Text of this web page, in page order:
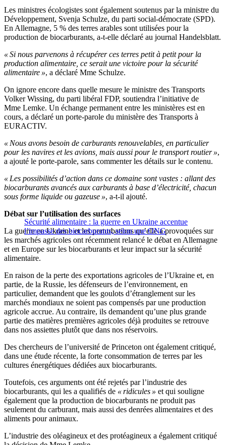
Les ministres écologistes sont également soutenus par la ministre du
Développement, Svenja Schulze, du parti social-démocrate (SPD).
En Allemagne, 5 % des terres arables sont utilisées pour la
production de biocarburants, a-t-elle déclaré au journal Handelsblatt.
« Si nous parvenons à récupérer ces terres petit à petit pour la
production alimentaire, ce serait une victoire pour la sécurité
alimentaire », a déclaré Mme Schulze.
On ignore encore dans quelle mesure le ministre des Transports
Volker Wissing, du parti libéral FDP, soutiendra l’initiative de
Mme Lemke. Un échange permanent entre les ministères est en
cours, a déclaré un porte-parole du ministère des Transports à
EURACTIV.
« Nous avons besoin de carburants renouvelables, en particulier
pour les navires et les avions, mais aussi pour le transport routier »,
a ajouté le porte-parole, sans commenter les détails sur le contenu.
« Les possibilités d’action dans ce domaine sont vastes : allant des
biocarburants avancés aux carburants à base d’électricité, chacun
sous forme liquide ou gazeuse », a-t-il ajouté.
Sécurité alimentaire : la guerre en Ukraine accentue
l’impasse des biocarburants, selon une ONG
Débat sur l’utilisation des surfaces
La guerre en Ukraine et les perturbations qu’elle a provoquées sur
les marchés agricoles ont récemment relancé le débat en Allemagne
et en Europe sur les biocarburants et leur impact sur la sécurité
alimentaire.
En raison de la perte des exportations agricoles de l’Ukraine et, en
partie, de la Russie, les défenseurs de l’environnement, en
particulier, demandent que les goulots d’étranglement sur les
marchés mondiaux ne soient pas compensés par une production
agricole accrue. Au contraire, ils demandent qu’une plus grande
partie des matières premières agricoles déjà produites se retrouve
dans nos assiettes plutôt que dans nos réservoirs.
Des chercheurs de l’université de Princeton ont également critiqué,
dans une étude récente, la forte consommation de terres par les
cultures énergétiques dédiées aux biocarburants.
Toutefois, ces arguments ont été rejetés par l’industrie des
biocarburants, qui les a qualifiés de « ridicules » et qui souligne
également que la production de biocarburants ne produit pas
seulement du carburant, mais aussi des denrées alimentaires et des
aliments pour animaux.
L’industrie des oléagineux et des protéagineux a également critiqué